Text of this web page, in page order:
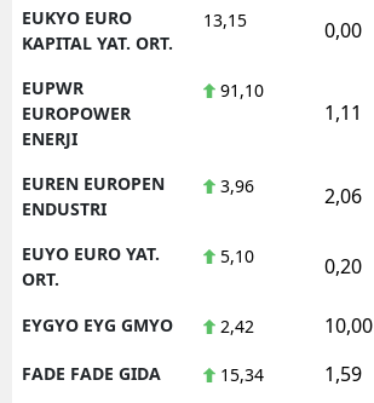
EUKYO EURO
KAPITAL YAT. ORT.
13,15 0,00
EUPWR
EUROPOWER
ENERJI
91,10
1,11
EUREN EUROPEN
ENDUSTRI
3,96 2,06
EUYO EURO YAT.
ORT.
5,10 0,20
EYGYO EYG GMYO 2,42 10,00
FADE FADE GIDA 15,34 1,59